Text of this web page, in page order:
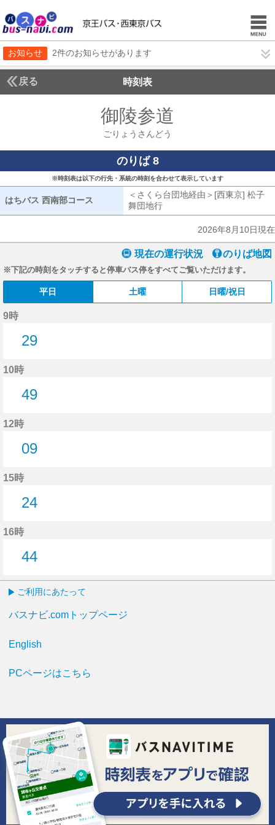
お知らせ 2件のお知らせがあります
戻る 時刻表
御陵参道
ごりょうさんどう
のりば 8
※時刻表は以下の行先・系統の時刻を合わせて表示しています
はちバス 西南部コース はちバス 西南部コース
＜さくら台団地経由＞[西東京] 松子
舞団地行
2026年8月10日現在
現在の運行状況 のりば地図
※下記の時刻をタッチすると停車バス停をすべてご覧いただけます。
平日 土曜 日曜/祝日
9時
29
10時
49
12時
09
15時
24
16時
44
ご利用にあたって
バスナビ.comトップページ
English
PCページはこちら